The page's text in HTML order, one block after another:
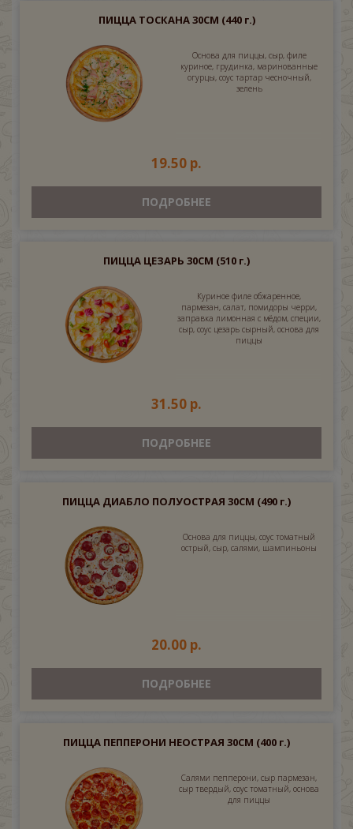
ПИЦЦА ТОСКАНА 30СМ (440 г.)
Основа для пиццы, сыр, филе
куриное, грудинка, маринованные
огурцы, соус тартар чесночный,
зелень
19.50 р.
ПОДРОБНЕЕ
ПИЦЦА ЦЕЗАРЬ 30СМ (510 г.)
Куриное филе обжаренное,
пармезан, салат, помидоры черри,
заправка лимонная с мёдом, специи,
сыр, соус цезарь сырный, основа для
пиццы
31.50 р.
ПОДРОБНЕЕ
ПИЦЦА ДИАБЛО ПОЛУОСТРАЯ 30СМ (490 г.)
Основа для пиццы, соус томатный
острый, сыр, салями, шампиньоны
20.00 р.
ПОДРОБНЕЕ
ПИЦЦА ПЕППЕРОНИ НЕОСТРАЯ 30СМ (400 г.)
Салями пепперони, сыр пармезан,
сыр твердый, соус томатный, основа
для пиццы